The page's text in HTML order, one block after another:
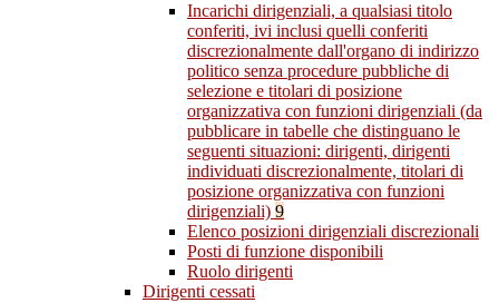
Incarichi dirigenziali, a qualsiasi titolo
conferiti, ivi inclusi quelli conferiti
discrezionalmente dall'organo di indirizzo
politico senza procedure pubbliche di
selezione e titolari di posizione
organizzativa con funzioni dirigenziali (da
pubblicare in tabelle che distinguano le
seguenti situazioni: dirigenti, dirigenti
individuati discrezionalmente, titolari di
posizione organizzativa con funzioni
dirigenziali) 9
Elenco posizioni dirigenziali discrezionali
Posti di funzione disponibili
Ruolo dirigenti
Dirigenti cessati